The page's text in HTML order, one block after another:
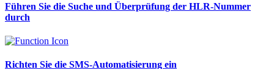
Führen Sie die Suche und Überprüfung der HLR-Nummer
durch
Richten Sie die SMS-Automatisierung ein